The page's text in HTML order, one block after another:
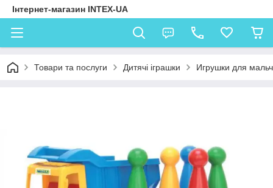
Інтернет-магазин INTEX-UA
Товари та послуги Дитячі іграшки Игрушки для